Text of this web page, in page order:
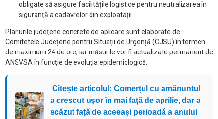
obligate să asigure facilitățile logistice pentru neutralizarea în
siguranță a cadavrelor din exploatații
Planurile județene concrete de aplicare sunt elaborate de
Comitetele Județene pentru Situații de Urgență (CJSU) în termen
de maximum 24 de ore, iar măsurile vor fi actualizate permanent de
ANSVSA în funcție de evoluția epidemiologică.
Citește articolul: Comerțul cu amănuntul
a crescut ușor în mai față de aprilie, dar a
scăzut față de aceeași perioadă a anului